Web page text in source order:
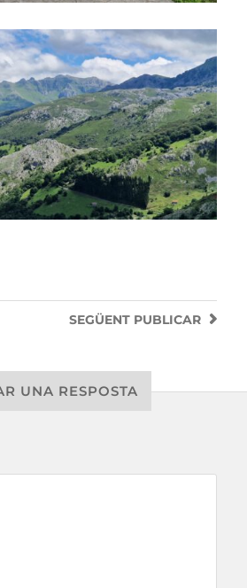
SEGÜENT PUBLICAR
UNA RESPOSTA